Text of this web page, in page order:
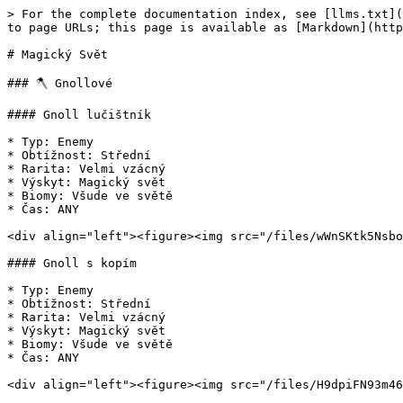
> For the complete documentation index, see [llms.txt](https://wiki.fenixcraft.cz/llms.txt). Markdown versions of documentation pages are available by appending `.md` to page URLs; this page is available as [Markdown](https://wiki.fenixcraft.cz/magic-sekce/bestiar/magicky-svet.md).

# Magický Svět

### 🪓 Gnollové

#### Gnoll lučištník

* Typ: Enemy
* Obtížnost: Střední
* Rarita: Velmi vzácný
* Výskyt: Magický svět
* Biomy: Všude ve světě
* Čas: ANY

<div align="left"><figure><img src="/files/wWnSKtk5NsboDsD6as0A" alt="" width="220"><figcaption></figcaption></figure></div>

#### Gnoll s kopím

* Typ: Enemy
* Obtížnost: Střední
* Rarita: Velmi vzácný
* Výskyt: Magický svět
* Biomy: Všude ve světě
* Čas: ANY

<div align="left"><figure><img src="/files/H9dpiFN93m46KHZ9o0ki" alt="" width="279"><figcaption></figcaption></figure></div>

#### Gnoll se sekerou

* Typ: Enemy
* Obtížnost: Střední
* Rarita: Velmi vzácný
* Výskyt: Magický svět
* Biomy: Všude ve světě
* Čas: ANY

<div align="left"><figure><img src="/files/JqcPgyWGQzhmvLZyIst2" alt="" width="192"><figcaption></figcaption></figure></div>

### 🌳 Enti a stromové bytosti

#### Dubová Entí Stvůra

* Typ: Enemy
* Obtížnost: Těžký
* Rarita: Vzácný
* Výskyt: Magický svět
* Biomy: lesy a háje, pláně a louky, bažiny, zimní a zmrzlé biomy, hory, kopce a útesy
* Čas: ANY

<div align="left"><figure><img src="/files/6wVjgXZqhupAuOdt8c5s" alt="" width="266"><figcaption></figcaption></figure></div>

#### Dubový Ent

* Typ: Enemy
* Obtížnost: Těžký
* Rarita: Velmi vzácný
* Výskyt: Magický svět
* Biomy: BIRCH\_FOREST, FOREST, PLAINS, SUNFLOWER\_PLAINS, overworld:longtree\_forest, overworld:oak\_forest
* Čas: ANY

<div align="left"><figure><img src="/files/JCCXj8Pvg7Yvcid0sxre" alt="" width="189"><figcaption></figcaption></figure></div>

#### Dubový Ent Vrhač

* Typ: Enemy
* Obtížnost: Těžký
* Rarita: Velmi vzácný
* Výskyt: Magický svět
* Biomy: overworld:estrangedplains
* Čas: ANY

<div align="left"><figure><img src="/files/n3GUvst7RMCKFFOJE5KS" alt="" width="335"><figcaption></figcaption></figure></div>

#### Silný Dubový Ent

* Typ: Enemy
* Obtížnost: Těžký
* Rarita: Velmi vzácný
* Výskyt: Magický svět
* Biomy: OLD\_GROWTH\_BIRCH\_FOREST, OLD\_GROWTH\_PINE\_TAIGA, OLD\_GROWTH\_SPRUCE\_TAIGA, TAIGA
* Čas: ANY

<div align="left"><figure><img src="/files/wTHPMTX399i99JQbxBad" alt="" width="312"><figcaption></figcaption></figure></div>

#### Silný Temný Dubový Ent

* Typ: Enemy
* Obtížnost: Těžký
* Rarita: Velmi vzácný
* Výskyt: Magický svět
* Biomy: overworld:pale\_garden3, overworld:pale\_garden4, overworld:tunmagforest
* Čas: ANY

<div align="left"><figure><img src="/files/3GYPq5Kcge5vfPn07Z5Z" alt="" width="333"><figcaption></figcaption></figure></div>

#### Silný Třešňový Ent

* Typ: Enemy
* Obtížnost: Těžký
* Rarita: Velmi vzácný
* Výskyt: Magický svět
* Biomy: overworld:sakura\_child\_forest, overworld:sakura\_forest\_pink1, overworld:sakura\_forest\_pink2
* Čas: ANY

<div align="left"><figure><img src="/files/rCp41T1rkYLqhs4BCLDd" alt="" width="375"><figcaption></figcaption></figure></div>

#### Temná Dubová Entí Stvůra

* Typ: Enemy
* Obtížnost: Těžký
* Rarita: Vzácný
* Výskyt: Magický svět
* Biomy: lesy a háje, pláně a louky,